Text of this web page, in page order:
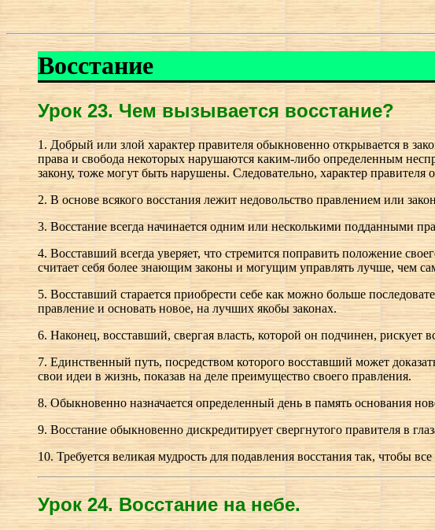
Восстание
Урок 23. Чем вызывается восстание?
1. Добрый или злой характер правителя обыкновенно открывается в
права и свобода некоторых нарушаются каким-либо определенным
закону, тоже могут быть нарушены. Следовательно, характер правителя
2. В основе всякого восстания лежит недовольство правлением или
3. Восстание всегда начинается одним или несколькими подданными
4. Восставший всегда уверяет, что стремится поправить положение
считает себя более знающим законы и могущим управлять лучше, чем
5. Восставший старается приобрести себе как можно больше
правление и основать новое, на лучших якобы законах.
6. Наконец, восставший, свергая власть, которой он подчинен, рискует
7. Единственный путь, посредством которого восставший может
свои идеи в жизнь, показав на деле преимущество своего правления.
8. Обыкновенно назначается определенный день в память основания
9. Восстание обыкновенно дискредитирует свергнутого правителя в
10. Требуется великая мудрость для подавления восстания так, чтобы
Урок 24. Восстание на небе.